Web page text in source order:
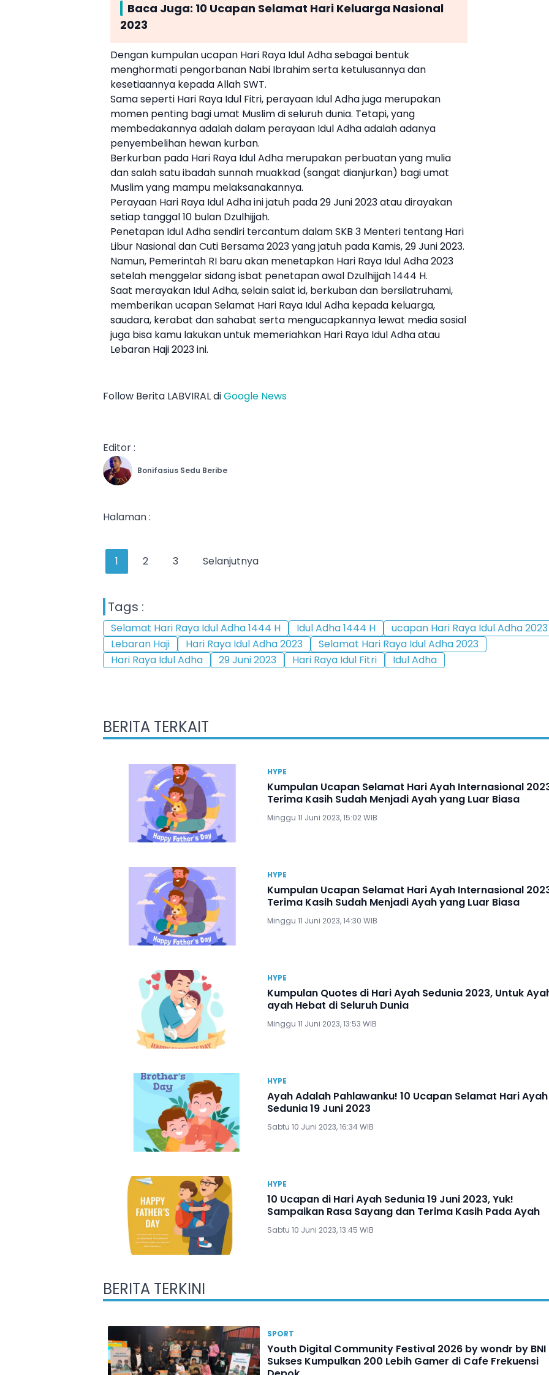
Baca Juga: 10 Ucapan Selamat Hari Keluarga Nasional
2023
Dengan kumpulan ucapan Hari Raya Idul Adhasebagai bentuk
menghormati pengorbanan Nabi Ibrahim serta ketulusannya dan
kesetiaannya kepada Allah SWT.
Sama seperti Hari Raya Idul Fitri, perayaan Idul Adhajuga merupakan
momen penting bagi umat Muslim di seluruh dunia. Tetapi, yang
membedakannya adalah dalam perayaan Idul Adhaadalah adanya
penyembelihan hewan kurban.
Berkurban pada Hari Raya Idul Adha merupakan perbuatan yang mulia
dan salah satu ibadah sunnah muakkad (sangat dianjurkan) bagi umat
Muslim yang mampu melaksanakannya.
Perayaan Hari Raya Idul Adhaini jatuh pada29 Juni 2023atau dirayakan
setiap tanggal 10 bulan Dzulhijjah.
Penetapan Idul Adhasendiri tercantum dalam SKB 3 Menteri tentang Hari
Libur Nasional dan Cuti Bersama 2023 yang jatuh pada Kamis,29 Juni 2023.
Namun, Pemerintah RI baru akan menetapkan Hari Raya Idul Adha 2023
setelah menggelar sidang isbat penetapan awal Dzulhijjah 1444 H.
Saat merayakan Idul Adha, selain salat id, berkuban dan bersilatruhami,
memberikan ucapan Selamat Hari Raya Idul Adha kepada keluarga,
saudara, kerabat dan sahabat serta mengucapkannya lewat media sosial
juga bisa kamu lakukan untuk memeriahkan Hari Raya Idul Adhaatau
Lebaran Haji2023 ini.
Follow Berita LABVIRAL diGoogle News
Editor :
Bonifasius Sedu Beribe
Halaman :
1 2 3 Selanjutnya
Tags :
Selamat Hari Raya Idul Adha 1444 H Idul Adha 1444 H
ucapan Hari Raya Idul Adha 2023
Lebaran Haji
Hari Raya Idul Adha 2023
Selamat Hari Raya Idul Adha 2023
Hari Raya Idul Adha
29 Juni 2023 Hari Raya Idul Fitri Idul Adha
BERITA TERKAIT
HYPE
Kumpulan Ucapan Selamat Hari Ayah Internasional
Terima Kasih Sudah Menjadi Ayah yang Luar Biasa
Minggu 11 Juni 2023, 15:02 WIB
HYPE
Kumpulan Ucapan Selamat Hari Ayah Internasional
Terima Kasih Sudah Menjadi Ayah yang Luar Biasa
Minggu 11 Juni 2023, 14:30 WIB
HYPE
Kumpulan Quotes di Hari Ayah Sedunia 2023, Untuk
ayah Hebat di Seluruh Dunia
Minggu 11 Juni 2023, 13:53 WIB
HYPE
Ayah Adalah Pahlawanku! 10 Ucapan Selamat Hari Ayah
Sedunia 19 Juni 2023
Sabtu 10 Juni 2023, 16:34 WIB
HYPE
10 Ucapan di Hari Ayah Sedunia 19 Juni 2023, Yuk!
Sampaikan Rasa Sayang dan Terima Kasih Pada Ayah
Sabtu 10 Juni 2023, 13:45 WIB
BERITA TERKINI
SPORT
Youth Digital Community Festival 2026 by wondr by BNI
Sukses Kumpulkan 200 Lebih Gamer di Cafe Frekuensi